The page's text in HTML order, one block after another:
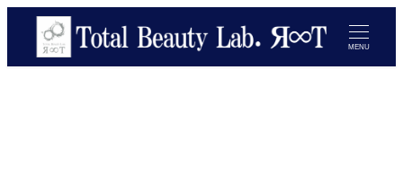
ン
MENU